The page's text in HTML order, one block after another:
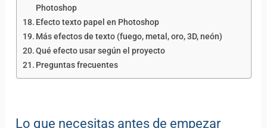
Photoshop
Efecto texto papel en Photoshop
Más efectos de texto (fuego, metal, oro, 3D, neón)
Qué efecto usar según el proyecto
Preguntas frecuentes
Lo que necesitas antes de empezar